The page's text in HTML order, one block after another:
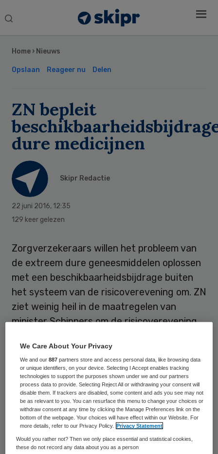
Search
Home › Nieuws
Opslaan Reageer nu Delen
ZN bepleit
dure medicijnen
Skipr Redactie
22 juni 2016, 12:35
129 keer gelezen
Zorgverzekeraars willen het probleem van
de extreem dure geneesmiddelen oplossen
met een beschikbaarheidsbijdrage buiten
het systeem van de risicoverevening om. ZN
ziet weinig heil in de maatregelen van
minister Schippers om de risicoverevening
De beoogde beschikbaarheidsbijdrage
heeft betrekking op een kleine groep van
circa 400 verzekerden, die gedurende hun
leven verzekerd zijn van een vergoeding
voor structureel extreem hoge kosten als
gevolg van een chronische aandoening. Het
gaat daarbij met name om erfelijke
Sidebar
We Care About Your Privacy
We and our887 partners store and access personal data, like browsing data
or unique identifiers, on your device. Selecting I Accept enables tracking
technologies to support the purposes shown under we and our partners
process data to provide. Selecting Reject All or withdrawing your consent will
disable them. If trackers are disabled, some content and ads you see may not
be as relevant to you. You can resurface this menu to change your choices or
withdraw consent at any time by clicking the Manage Preferences link on the
bottom of the webpage. Your choices will have effect within our Website. For
more details, refer to our Privacy Policy.
Privacy Statement
Would you rather not? Then we only place essential and statistical cookies,
these do not record any data about you as a person